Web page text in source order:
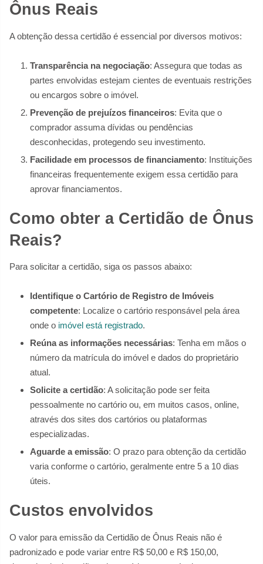
Ônus Reais
A obtenção dessa certidão é essencial por diversos motivos:
Transparência na negociação: Assegura que todas as
partes envolvidas estejam cientes de eventuais restrições
ou encargos sobre o imóvel.
Prevenção de prejuízos financeiros: Evita que o
comprador assuma dívidas ou pendências
desconhecidas, protegendo seu investimento.
Facilidade em processos de financiamento: Instituições
financeiras frequentemente exigem essa certidão para
aprovar financiamentos.
Como obter a Certidão de Ônus
Reais?
Para solicitar a certidão, siga os passos abaixo:
Identifique o Cartório de Registro de Imóveis
competente: Localize o cartório responsável pela área
onde o imóvel está registrado.
Reúna as informações necessárias: Tenha em mãos o
número da matrícula do imóvel e dados do proprietário
atual.
Solicite a certidão: A solicitação pode ser feita
pessoalmente no cartório ou, em muitos casos, online,
através dos sites dos cartórios ou plataformas
especializadas.
Aguarde a emissão: O prazo para obtenção da certidão
varia conforme o cartório, geralmente entre 5 a 10 dias
úteis.
Custos envolvidos
O valor para emissão da Certidão de Ônus Reais não é
padronizado e pode variar entre R$ 50,00 e R$ 150,00,